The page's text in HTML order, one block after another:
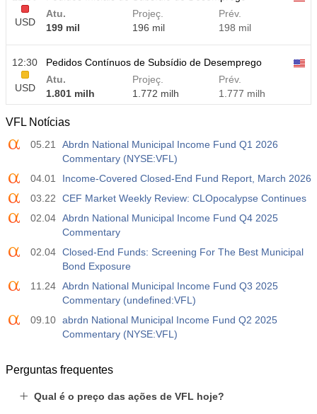
USD
Atu.
199 mil
Projeç.
196 mil
Prév.
198 mil
12:30
USD
Pedidos Contínuos de Subsídio de Desemprego
Atu.
1.801 milh
Projeç.
1.772 milh
Prév.
1.777 milh
VFL Notícias
05.21
Abrdn National Municipal Income Fund Q1 2026
Commentary (NYSE:VFL)
04.01
Income-Covered Closed-End Fund Report, March 2026
03.22
CEF Market Weekly Review: CLOpocalypse Continues
02.04 Abrdn National Municipal Income Fund Q4 2025
Commentary
02.04 Closed-End Funds: Screening For The Best Municipal
Bond Exposure
11.24 Abrdn National Municipal Income Fund Q3 2025
Commentary (undefined:VFL)
09.10 abrdn National Municipal Income Fund Q2 2025
Commentary (NYSE:VFL)
Perguntas frequentes
Qual é o preço das ações de VFL hoje?